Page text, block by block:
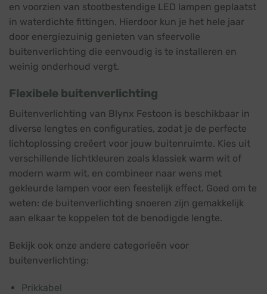
en voorzien van stootbestendige LED lampen geplaatst
in waterdichte fittingen. Hierdoor kun je het hele jaar
door energiezuinig genieten van sfeervolle
buitenverlichting die eenvoudig is te installeren en
weinig onderhoud vergt.
Flexibele buitenverlichting
Buitenverlichting van Blynx Festoon is beschikbaar in
diverse lengtes en configuraties, zodat je de perfecte
lichtoplossing creëert voor jouw buitenruimte. Kies uit
verschillende lichtkleuren zoals klassiek warm wit of
modern warm wit, en combineer naar wens met
gekleurde lampen voor een feestelijk effect. Goed om te
weten: de buitenverlichting snoeren zijn gemakkelijk
aan elkaar te koppelen tot de benodigde lengte.
Bekijk ook onze andere categorieën voor
buitenverlichting:
Prikkabel